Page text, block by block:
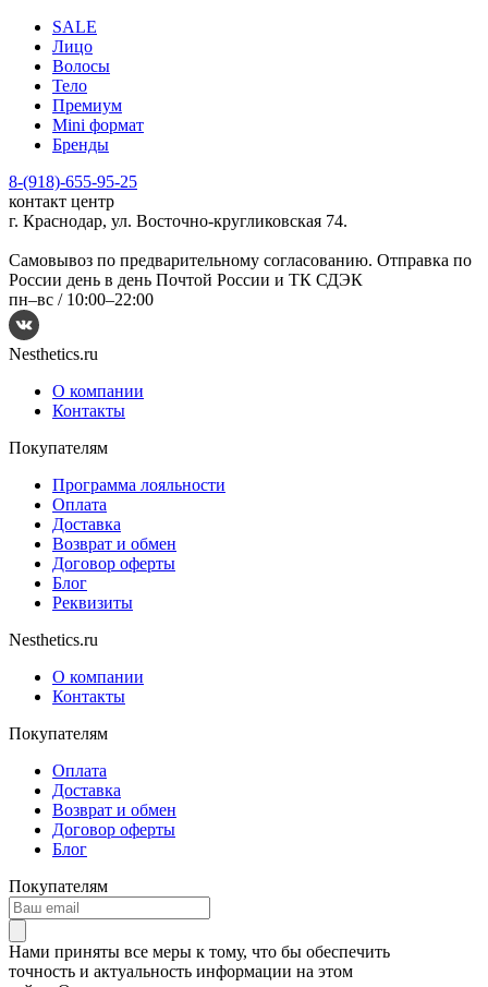
SALE
Лицо
Волосы
Тело
Премиум
Mini формат
Бренды
8-(918)-655-95-25
контакт центр
г. Краснодар, ул. Восточно-кругликовская 74.
Самовывоз по предварительному согласованию. Отправка по
России день в день Почтой России и ТК СДЭК
пн–вс / 10:00–22:00
Nesthetics.ru
О компании
Контакты
Покупателям
Программа лояльности
Оплата
Доставка
Возврат и обмен
Договор оферты
Блог
Реквизиты
Nesthetics.ru
О компании
Контакты
Покупателям
Оплата
Доставка
Возврат и обмен
Договор оферты
Блог
Покупателям
Нами приняты все меры к тому, что бы обеспечить
точность и актуальность информации на этом